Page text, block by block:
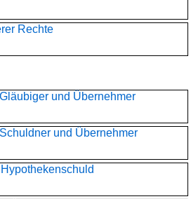
Rechte
und Übernehmer
und Übernehmer